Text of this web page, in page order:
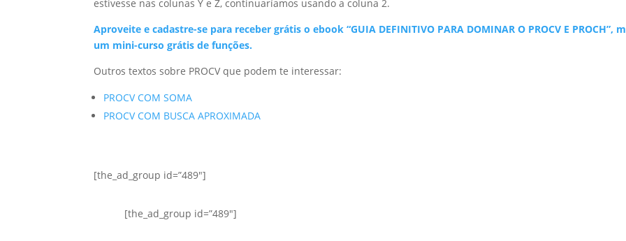
estivesse nas colunas Y e Z, continuaríamos usando a coluna 2.
Aproveite e cadastre-se para receber grátis o ebook “GUIA DEFINITIVO PARA DOMINAR O PROCV E PROCH”,
um mini-curso grátis de funções.
Outros textos sobre PROCV que podem te interessar:
PROCV COM SOMA
PROCV COM BUSCA APROXIMADA
[the_ad_group id=”489″]
[the_ad_group id=”489″]